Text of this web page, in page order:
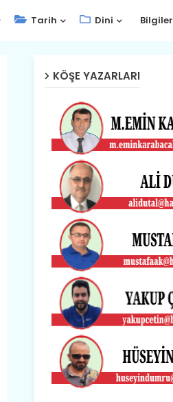
Tarih Dini Bilgiler
KÖŞE YAZARLARI